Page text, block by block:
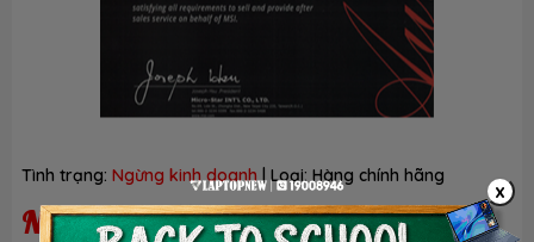
Tình trạng: Ngừng kinh doanh | Loại:Hàng chính hãng
Ngừng kinh doanh
x